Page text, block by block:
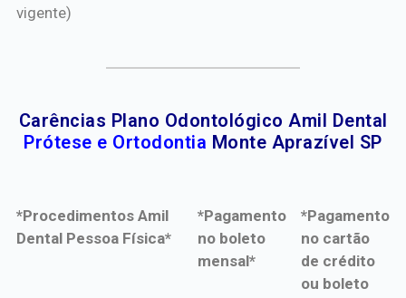
vigente)
Carências Plano Odontológico Amil Dental
Prótese e Ortodontia Monte Aprazível SP
*Procedimentos Amil
Dental Pessoa Física*
*Pagamento
no boleto
mensal*
*Pagamento
no cartão
de crédito
ou boleto